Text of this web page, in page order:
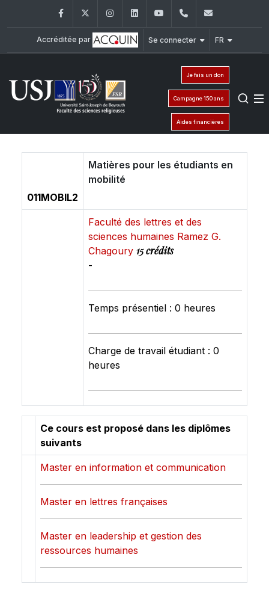
FacebookTwitter InstagramLinkedInYouTube+961 (1) 421 586
Accréditée par Se connecter FR
Je fais un don
Campagne 150 ans
Aides financières
011MOBIL2
Matières pour les étudiants en
mobilité
Faculté des lettres et des
sciences humaines Ramez G.
Chagoury 15 crédits
-
Temps présentiel : 0 heures
Charge de travail étudiant : 0
heures
Ce cours est proposé dans les diplômes
suivants
Master en information et communication
Master en lettres françaises
Master en leadership et gestion des
ressources humaines